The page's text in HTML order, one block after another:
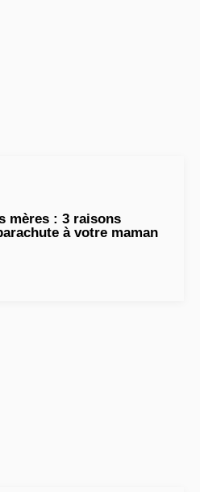
mères : 3 raisons
à votre maman